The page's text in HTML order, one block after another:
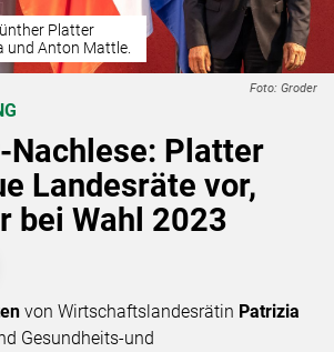
Platter
und Anton Mattle.
Foto: Groder
Nachlese: Platter
Landesräte vor,
bei Wahl 2023
von Wirtschaftslandesrätin Patrizia
Gesundheits-und